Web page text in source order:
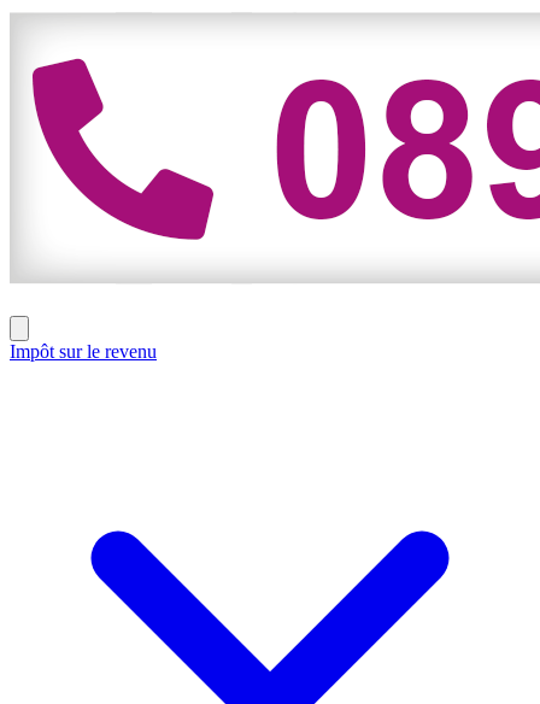
Impôt sur le revenu